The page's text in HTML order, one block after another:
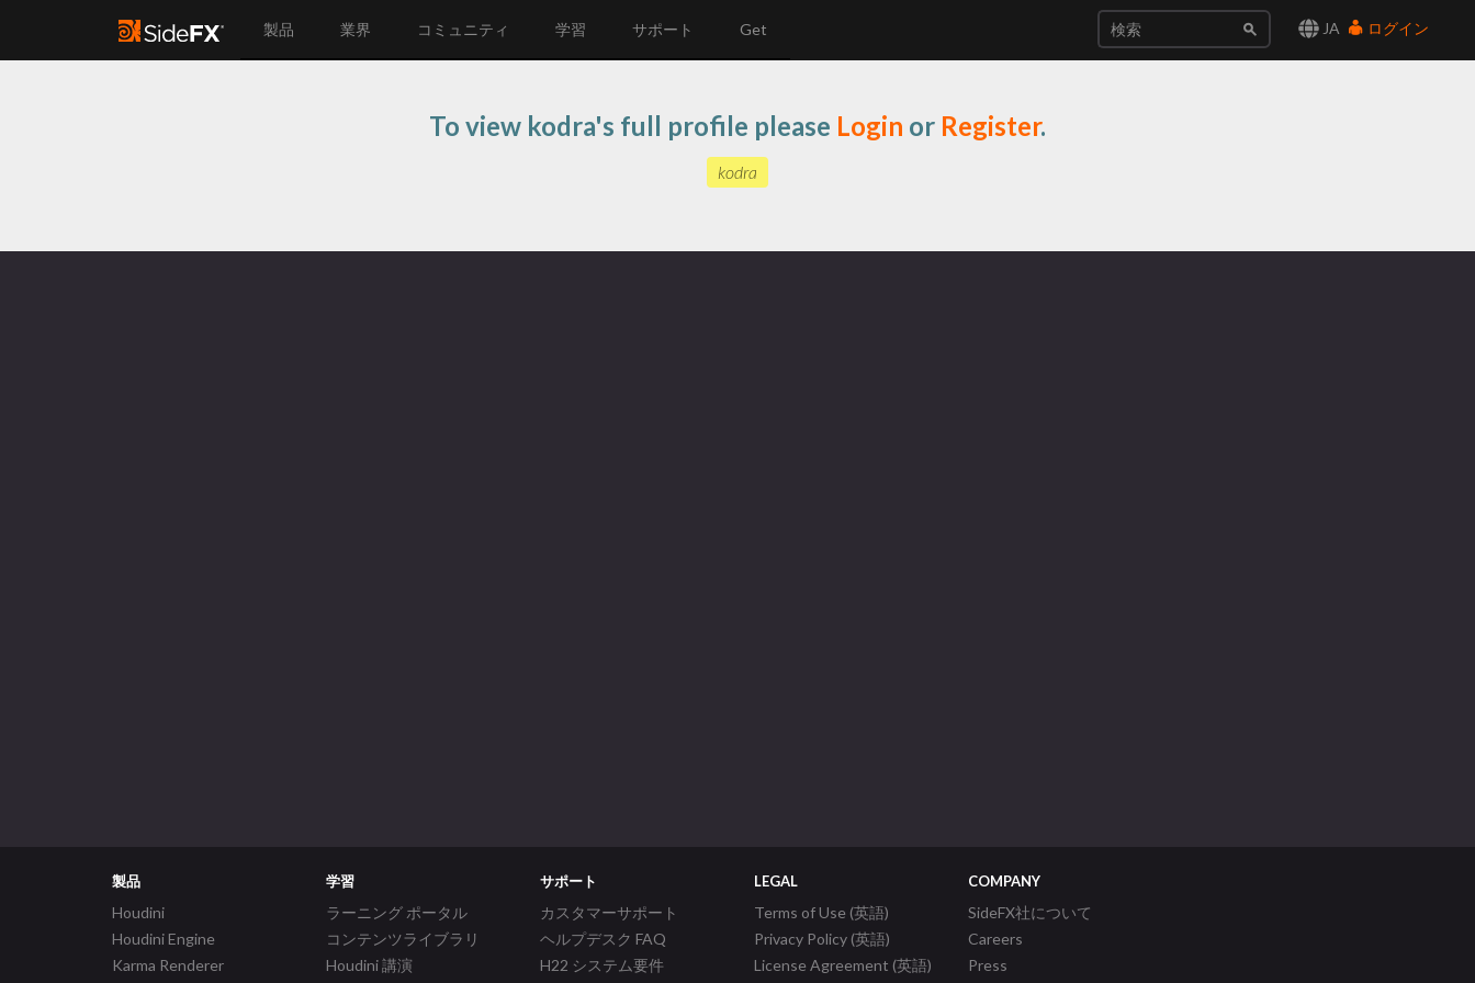
JA ログイン
製品 業界 コミュニティ 学習 サポート Get
To view kodra's full profile please Login or Register.
kodra
製品
Houdini
Houdini Engine
Karma Renderer
学習
ラーニング ポータル
コンテンツライブラリ
Houdini 講演
サポート
カスタマーサポート
ヘルプデスク FAQ
H22 システム要件
LEGAL
Terms of Use (英語)
Privacy Policy (英語)
License Agreement (英語)
COMPANY
SideFX社について
Careers
Press